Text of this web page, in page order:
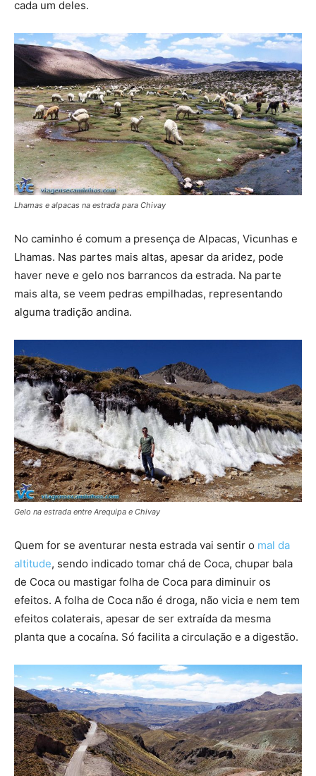
cada um deles.
Lhamas e alpacas na estrada para Chivay
No caminho é comum a presença de Alpacas, Vicunhas e
Lhamas. Nas partes mais altas, apesar da aridez, pode
haver neve e gelo nos barrancos da estrada. Na parte
mais alta, se veem pedras empilhadas, representando
alguma tradição andina.
Gelo na estrada entre Arequipa e Chivay
Quem for se aventurar nesta estrada vai sentir o mal da
altitude, sendo indicado tomar chá de Coca, chupar bala
de Coca ou mastigar folha de Coca para diminuir os
efeitos. A folha de Coca não é droga, não vicia e nem tem
efeitos colaterais, apesar de ser extraída da mesma
planta que a cocaína. Só facilita a circulação e a digestão.